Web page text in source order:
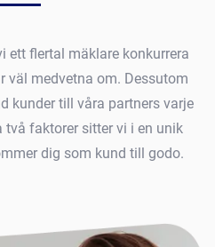
ett flertal mäklare konkurrera
väl medvetna om. Dessutom
kunder till våra partners varje
två faktorer sitter vi i en unik
dig som kund till godo.